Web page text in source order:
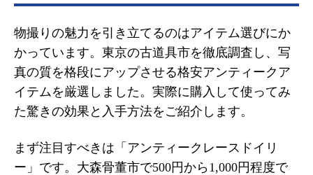
物撮りの魅力を引き立てるのはアイテム選びにか
かっています。東京の古道具市を徹底調査し、写
真の質を格段にアップさせる格安アンティークア
イテムを厳選しました。実際に購入して使ってみ
た驚きの効果と入手方法をご紹介します。
まず注目すべきは「アンティークレースドイリ
ー」です。大森骨董市で500円から1,000円程度で